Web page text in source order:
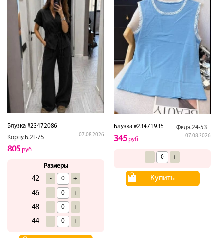
Блузка #23472086
Корпу.Б.2Г-75
07.08.2026
805 руб
Размеры
42 - +
46 - +
48 - +
44 - +
Блузка #23471935 Федя.24-53
07.08.2026
345 руб
- +
Купить